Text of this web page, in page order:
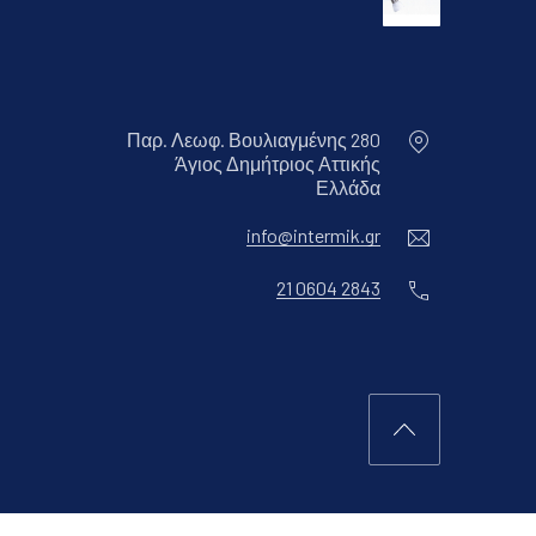
Παρ. Λεωφ. Βουλιαγμένης 280
Άγιος Δημήτριος Αττικής
ΕλλάδαΝέο παράθυρο
info@intermik.gr
21 0604 2843